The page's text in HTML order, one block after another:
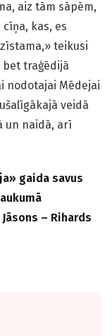
aiz tām sāpēm,
kas, es
teikusi
traģēdijā
nodotajai Mēdejai
veidā
un naidā, arī
gaida savus
– Rihards